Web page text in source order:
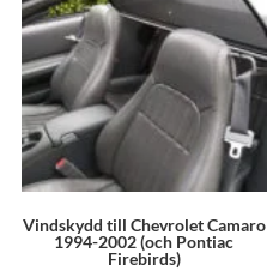
Vindskydd till Chevrolet Camaro
1994-2002 (och Pontiac
Firebirds)